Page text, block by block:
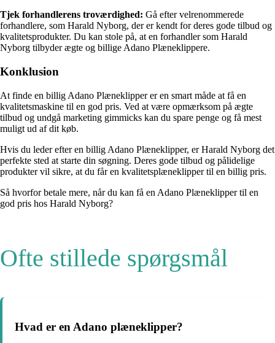
Tjek forhandlerens troværdighed: Gå efter velrenommerede
forhandlere, som Harald Nyborg, der er kendt for deres gode tilbud og
kvalitetsprodukter. Du kan stole på, at en forhandler som Harald
Nyborg tilbyder ægte og billige Adano Plæneklippere.
Konklusion
At finde en billig Adano Plæneklipper er en smart måde at få en
kvalitetsmaskine til en god pris. Ved at være opmærksom på ægte
tilbud og undgå marketing gimmicks kan du spare penge og få mest
muligt ud af dit køb.
Hvis du leder efter en billig Adano Plæneklipper, er Harald Nyborg det
perfekte sted at starte din søgning. Deres gode tilbud og pålidelige
produkter vil sikre, at du får en kvalitetsplæneklipper til en billig pris.
Så hvorfor betale mere, når du kan få en Adano Plæneklipper til en
god pris hos Harald Nyborg?
Ofte stillede spørgsmål
Hvad er en Adano plæneklipper?